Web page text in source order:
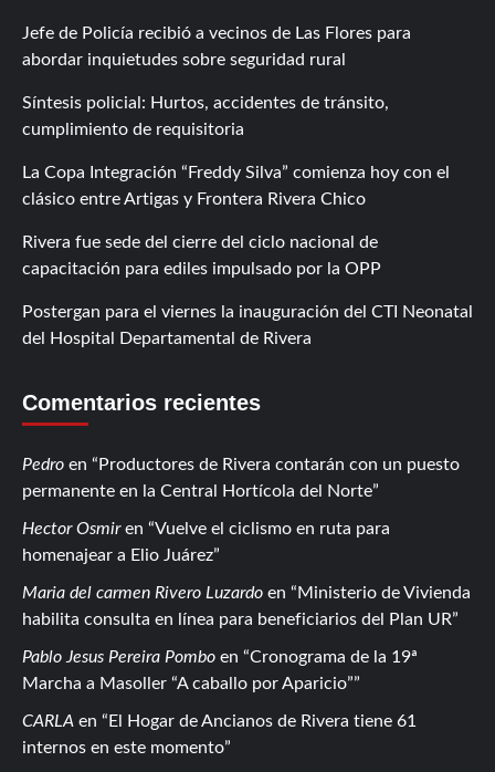
Jefe de Policía recibió a vecinos de Las Flores para
abordar inquietudes sobre seguridad rural
Síntesis policial: Hurtos, accidentes de tránsito,
cumplimiento de requisitoria
La Copa Integración “Freddy Silva” comienza hoy con el
clásico entre Artigas y Frontera Rivera Chico
Rivera fue sede del cierre del ciclo nacional de
capacitación para ediles impulsado por la OPP
Postergan para el viernes la inauguración del CTI Neonatal
del Hospital Departamental de Rivera
Comentarios recientes
Pedro en
Productores de Rivera contarán con un puesto
permanente en la Central Hortícola del Norte
Hector Osmiren
Vuelve el ciclismo en ruta para
homenajear a Elio Juárez
Maria del carmen Rivero Luzardo en
Ministerio de Vivienda
habilita consulta en línea para beneficiarios del Plan UR
Pablo Jesus Pereira Pombo en
Cronograma de la 19ª
Marcha a Masoller “A caballo por Aparicio”
CARLA en
El Hogar de Ancianos de Rivera tiene 61
internos en este momento